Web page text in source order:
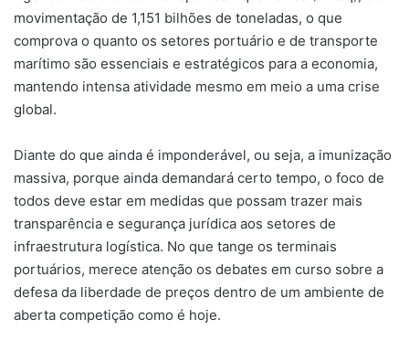
movimentação de 1,151 bilhões de toneladas, o que
comprova o quanto os setores portuário e de transporte
marítimo são essenciais e estratégicos para a economia,
mantendo intensa atividade mesmo em meio a uma crise
global.
Diante do que ainda é imponderável, ou seja, a imunização
massiva, porque ainda demandará certo tempo, o foco de
todos deve estar em medidas que possam trazer mais
transparência e segurança jurídica aos setores de
infraestrutura logística. No que tange os terminais
portuários, merece atenção os debates em curso sobre a
defesa da liberdade de preços dentro de um ambiente de
aberta competição como é hoje.